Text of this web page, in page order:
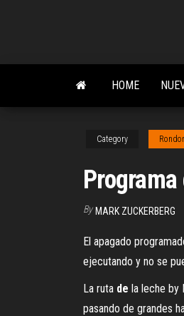
content
HOME
Category
By MARK ZUCKERBERG
El apagado
ejecutando y no se
La ruta de la leche by
pasando de grandes